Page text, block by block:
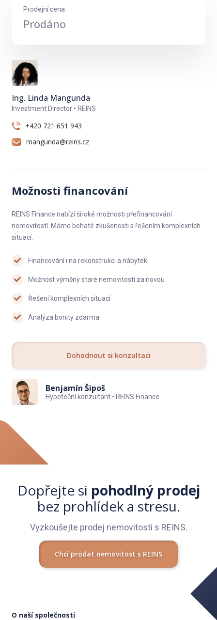
• Koupelna s vanou
• WC samostatné
• komora
• Sklep
• Kompletní výměnu elektroinstalačních rozvodů (v mědi)
• Kompletní úprava povrchů stěn (štuk, malování)
• Podlahové obvodové lišty
• Kompletní rekonstrukce koupelny a toalety
• Dlažba
• Obklad
• Umyvadlo s bílou skříňkou
• Umyvadlová baterie s výpusti černá, značka: Hansgrohe
• SDK strop s bodovými světly v chodbě, koupelně a WC
• Nove svítidla
Prodejní cena
Prodáno
Ing. Linda Mangunda
Investment Director • REINS
+420 721 651 943
mangunda@reins.cz
Možnosti financování
REINS Finance nabízí široké možnosti přefinancování
nemovitostí. Máme bohaté zkušenosti s řešením komplexních
situací.
Financování i na rekonstrukci a nábytek
Možnost výměny staré nemovitosti za novou
Řešení komplexních situací
Analýza bonity zdarma
Dohodnout si konzultaci
Benjamín Šipoš
Hypoteční konzultant • REINS Finance
Dopřejte si pohodlný prodej
bez prohlídek a stresu.
Vyzkoušejte prodej nemovitosti s REINS.
Chci prodat nemovitost s REINS
O naší společnosti